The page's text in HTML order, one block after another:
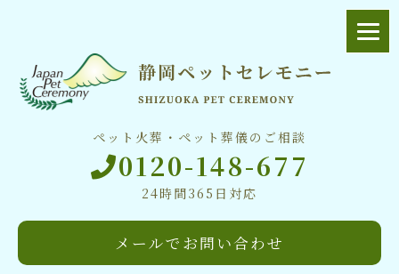
ペット火葬・ペット葬儀のご相談
0120-148-677
24時間365日対応
メールでお問い合わせ